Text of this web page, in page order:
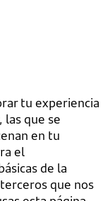
tu experiencia
las que se
en tu
el
de la
que nos